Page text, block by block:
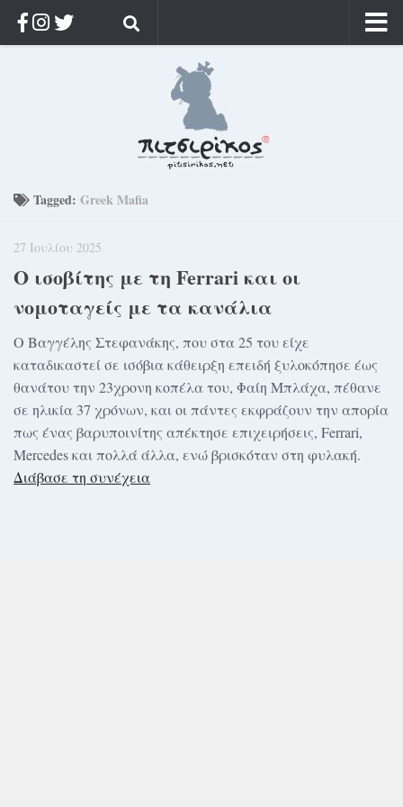
Ρίζα & Διάρκεια
Διαφήμιση
Γίνετε συνδρομητής
Μόνο για συνδρομητές
Log in
Tagged: Greek Mafia
27 Ιουλίου 2025
Ο ισοβίτης με τη Ferrari και οι
νομοταγείς με τα κανάλια
Ο Βαγγέλης Στεφανάκης, που στα 25 του είχε
καταδικαστεί σε ισόβια κάθειρξη επειδή ξυλοκόπησε έως
θανάτου την 23χρονη κοπέλα του, Φαίη Μπλάχα, πέθανε
σε ηλικία 37 χρόνων, και οι πάντες εκφράζουν την απορία
πως ένας βαρυποινίτης απέκτησε επιχειρήσεις, Ferrari,
Mercedes και πολλά άλλα, ενώ βρισκόταν στη φυλακή.
Διάβασε τη συνέχεια